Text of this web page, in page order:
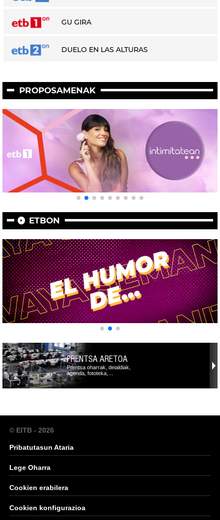
GU GIRA
DUELO EN LAS ALTURAS
PROPOSAMENAK
ETBON
PRENTSA ARETOA
Prentsa oharrak, deialdiak,
agenda, fototeka,…
© EITB - 2026
Pribatutasun Ataria
Lege Oharra
Cookien erabilera
Cookien konfigurazioa